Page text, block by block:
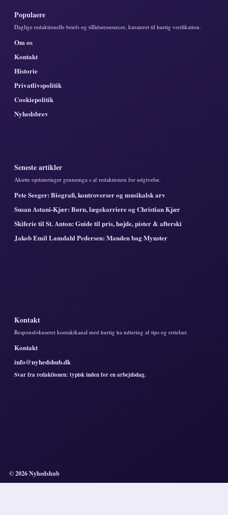
Populaere
Daglige redaktionelle briefs og tillidsressourcer, kurateret til hurtig verifikation.
Om os
Kontakt
Historie
Privatlivspolitik
Cookiepolitik
Nyhedsbrev
Seneste artikler
Akutte opdateringer gennemga s af redaktionen for udgivelse.
Pete Seeger: Biografi, kontroverser og musikalsk arv
Susan Astani-Kjær: Børn, lægekarriere og Christian Kjær
Skiferie til St. Anton: Guide til pris, højde, pister & afterski
Jakob Emil Lamdahl Pedersen: Manden bag Mynster
Kontakt
Responsfokuseret kontaktkanal med hurtig ha ndtering af tips og rettelser.
Kontakt
info@nyhedshub.dk
Svar fra redaktionen: typisk inden for en arbejdsdag.
© 2026 Nyhedshub